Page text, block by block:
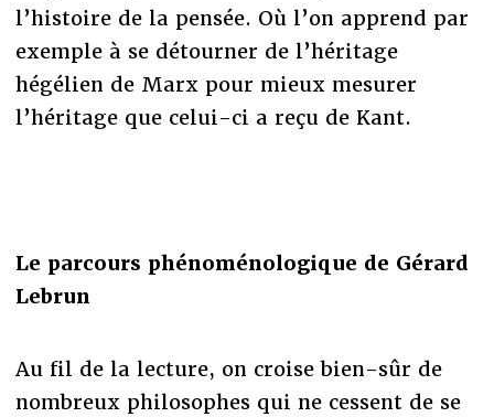
l’histoire de la pensée. Où l’on apprend par
exemple à se détourner de l’héritage
hégélien de Marx pour mieux mesurer
l’héritage que celui-ci a reçu de Kant.
Le parcours phénoménologique de Gérard
Lebrun
Au fil de la lecture, on croise bien-sûr de
nombreux philosophes qui ne cessent de se